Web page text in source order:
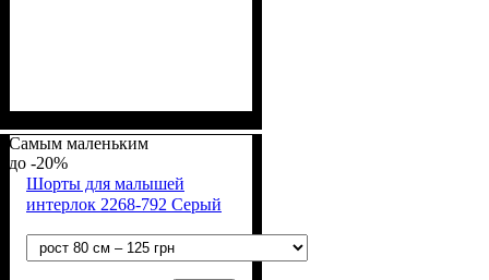
Самым маленьким
-20%
Шорты для малышей
интерлок 2268-792 Серый